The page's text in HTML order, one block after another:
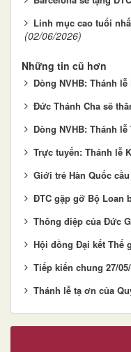
Linh mục cao tuổi
(02/06/2026)
Những tin cũ hơn
Dòng NVHB: Thánh
Đức Thánh Cha sẽ
Dòng NVHB: Thánh
Trực tuyến: Thánh lễ
Giới trẻ Hàn Quốc
ĐTC gặp gỡ Bộ Loan
Thông điệp của Đức
Hội đồng Đại kết Thế
Tiếp kiến chung 27/
Thánh lễ tạ ơn của